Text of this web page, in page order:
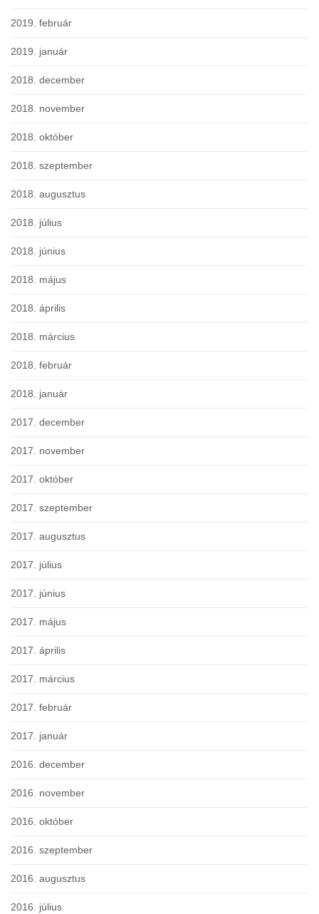
2019. február
2019. január
2018. december
2018. november
2018. október
2018. szeptember
2018. augusztus
2018. július
2018. június
2018. május
2018. április
2018. március
2018. február
2018. január
2017. december
2017. november
2017. október
2017. szeptember
2017. augusztus
2017. július
2017. június
2017. május
2017. április
2017. március
2017. február
2017. január
2016. december
2016. november
2016. október
2016. szeptember
2016. augusztus
2016. július